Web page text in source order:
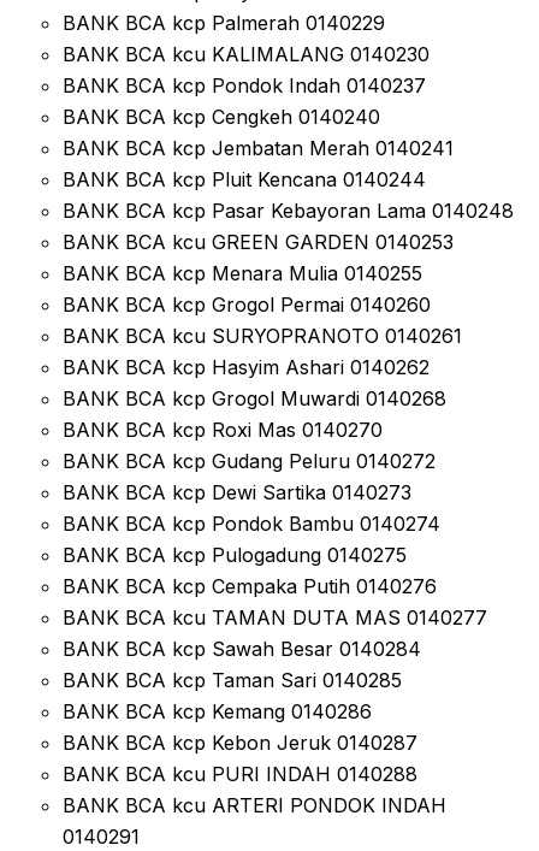
BANK BCA kcp Palmerah 0140229
BANK BCA kcu KALIMALANG 0140230
BANK BCA kcp Pondok Indah 0140237
BANK BCA kcp Cengkeh 0140240
BANK BCA kcp Jembatan Merah 0140241
BANK BCA kcp Pluit Kencana 0140244
BANK BCA kcp Pasar Kebayoran Lama 0140248
BANK BCA kcu GREEN GARDEN 0140253
BANK BCA kcp Menara Mulia 0140255
BANK BCA kcp Grogol Permai 0140260
BANK BCA kcu SURYOPRANOTO 0140261
BANK BCA kcp Hasyim Ashari 0140262
BANK BCA kcp Grogol Muwardi 0140268
BANK BCA kcp Roxi Mas 0140270
BANK BCA kcp Gudang Peluru 0140272
BANK BCA kcp Dewi Sartika 0140273
BANK BCA kcp Pondok Bambu 0140274
BANK BCA kcp Pulogadung 0140275
BANK BCA kcp Cempaka Putih 0140276
BANK BCA kcu TAMAN DUTA MAS 0140277
BANK BCA kcp Sawah Besar 0140284
BANK BCA kcp Taman Sari 0140285
BANK BCA kcp Kemang 0140286
BANK BCA kcp Kebon Jeruk 0140287
BANK BCA kcu PURI INDAH 0140288
BANK BCA kcu ARTERI PONDOK INDAH
0140291